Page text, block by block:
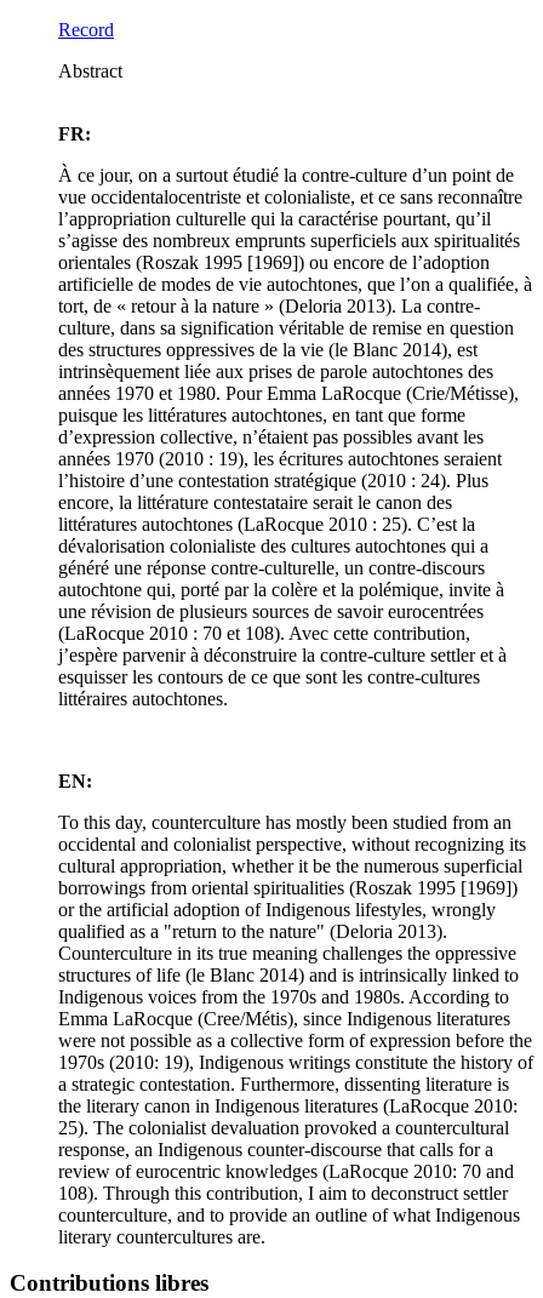
Record
Abstract
FR:
À ce jour, on a surtout étudié la contre-culture d’un point de
vue occidentalocentriste et colonialiste, et ce sans reconnaître
l’appropriation culturelle qui la caractérise pourtant, qu’il
s’agisse des nombreux emprunts superficiels aux spiritualités
orientales (Roszak 1995 [1969]) ou encore de l’adoption
artificielle de modes de vie autochtones, que l’on a qualifiée, à
tort, de « retour à la nature » (Deloria 2013). La contre-
culture, dans sa signification véritable de remise en question
des structures oppressives de la vie (le Blanc 2014), est
intrinsèquement liée aux prises de parole autochtones des
années 1970 et 1980. Pour Emma LaRocque (Crie/Métisse),
puisque les littératures autochtones, en tant que forme
d’expression collective, n’étaient pas possibles avant les
années 1970 (2010 : 19), les écritures autochtones seraient
l’histoire d’une contestation stratégique (2010 : 24). Plus
encore, la littérature contestataire serait le canon des
littératures autochtones (LaRocque 2010 : 25). C’est la
dévalorisation colonialiste des cultures autochtones qui a
généré une réponse contre-culturelle, un contre-discours
autochtone qui, porté par la colère et la polémique, invite à
une révision de plusieurs sources de savoir eurocentrées
(LaRocque 2010 : 70 et 108). Avec cette contribution,
j’espère parvenir à déconstruire la contre-culture settler et à
esquisser les contours de ce que sont les contre-cultures
littéraires autochtones.
EN:
To this day, counterculture has mostly been studied from an
occidental and colonialist perspective, without recognizing its
cultural appropriation, whether it be the numerous superficial
borrowings from oriental spiritualities (Roszak 1995 [1969])
or the artificial adoption of Indigenous lifestyles, wrongly
qualified as a "return to the nature" (Deloria 2013).
Counterculture in its true meaning challenges the oppressive
structures of life (le Blanc 2014) and is intrinsically linked to
Indigenous voices from the 1970s and 1980s. According to
Emma LaRocque (Cree/Métis), since Indigenous literatures
were not possible as a collective form of expression before the
1970s (2010: 19), Indigenous writings constitute the history of
a strategic contestation. Furthermore, dissenting literature is
the literary canon in Indigenous literatures (LaRocque 2010:
25). The colonialist devaluation provoked a countercultural
response, an Indigenous counter-discourse that calls for a
review of eurocentric knowledges (LaRocque 2010: 70 and
108). Through this contribution, I aim to deconstruct settler
counterculture, and to provide an outline of what Indigenous
literary countercultures are.
Contributions libres